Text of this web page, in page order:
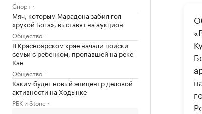
Спорт
Мяч, которым Марадона забил гол
«рукой Бога», выставят на аукцион
Общество
В Красноярском крае начали поиски
семьи с ребенком, пропавшей на реке
Кан
Общество
Каким будет новый эпицентр деловой
активности на Ходынке
РБК и Stone